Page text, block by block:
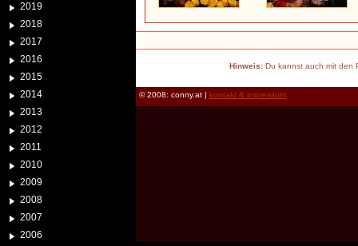
2019
2018
2017
2016
2015
2014
2013
2012
2011
2010
2009
2008
2007
2006
Hinweis:Du kannst auch mit den
© 2008: conny.at | kontakt & impressum